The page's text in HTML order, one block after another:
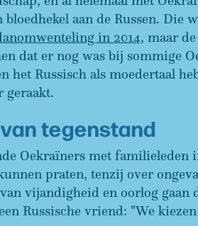
bloedhekel aan de Russen. Die
in 2014, maar
dat er nog was bij sommige
het Russisch als moedertaal
geraakt.
tegenstand
Oekraïners met familieleden
praten, tenzij over
vijandigheid en oorlog gaan
Russische vriend: "We